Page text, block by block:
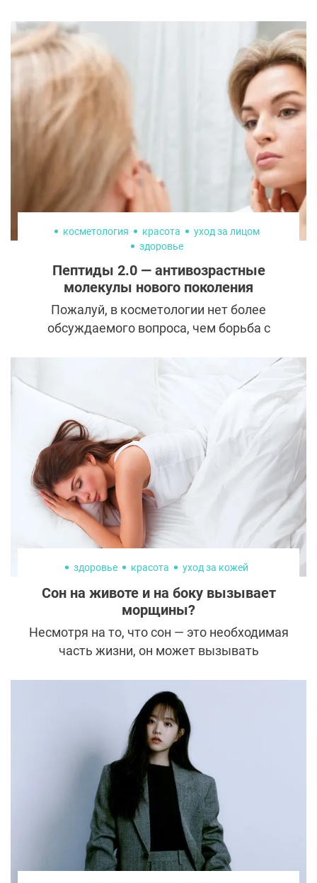
обойтись без скальпеля». Просто у женщин
старше 45 операция дает заведомо
хороший результат на долгие 15–20 лет.
Любая косметологическая процедура не
сравнится с хирургической коррекцией ни
по эффективности, ни по длительности
эффекта, ни по стоимости. Но с
омоложением зоны декольте все обстоит
иначе: у косметологических методов
лифтинга этой области нет альтернативы.
косметология красота
уход за лицом
здоровье
Пептиды 2.0 — антивозрастные
молекулы нового поколения
Пожалуй, в косметологии нет более
обсуждаемого вопроса, чем борьба с
готовы пойти на многое, чтобы «стереть» с
лица лишние годы. И возлагают большие
надежды на средства с пептидами,
которые не только убирают морщины, но и
предупреждают их появление. А недавно
появилась новая версия пептидов — еще
более продвинутая. Что это такое и чего от
них можно ждать — сейчас объясним.
здоровье красота уход за кожей
Сон на животе и на боку вызывает
морщины?
Несмотря на то, что сон — это необходимая
часть жизни, он может вызывать
заснуть, в то время как других во сне
беспокоят кошмары, сонный паралич или
апноэ. К тому же, с утра мы волнуемся о
таких вещах, как неприятное дыхание,
запутанные волосы или вмятины на коже,
которые могут появиться в зависимости от
того, как мы спим. Однако в отличие от
утреннего дыхания и неаккуратной
прически, морщины на коже могут
оставаться надолго.